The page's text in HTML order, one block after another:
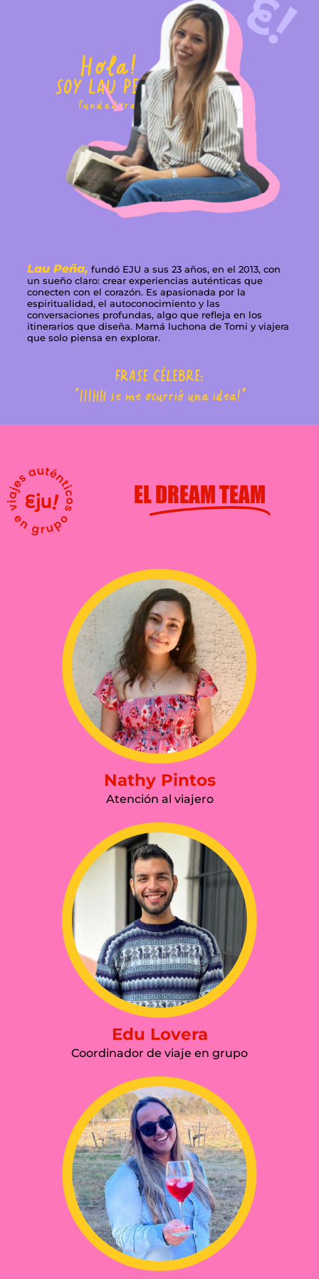
Lau Peña, fundó EJU a sus 23 años, en el 2013, con
un sueño claro: crear experiencias auténticas que
conecten con el corazón. Es apasionada por la
espiritualidad, el autoconocimiento y las
conversaciones profundas, algo que refleja en los
itinerarios que diseña. Mamá luchona de Tomi y viajera
que solo piensa en explorar.
FRASE CÉLEBRE:
“IIIHH se me ocurrió una idea!”
Hola!
SOY LAU PEÑA
fundadora
ELDREAM TEAM
Nathy Pintos
Atención al viajero
Edu Lovera
Coordinador de viaje en grupo